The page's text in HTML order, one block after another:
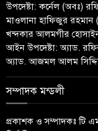
উপদেষ্টা: কর্নেল (অবঃ)
মাওলানা হাফিজুর রহমান
খন্দকার আলমগীর
আইন উপদেষ্টা: অ্যাড.
অ্যাড. আজমল আলম
সম্পাদক মন্ডলী
প্রকাশক ও সম্পাদকঃ টি